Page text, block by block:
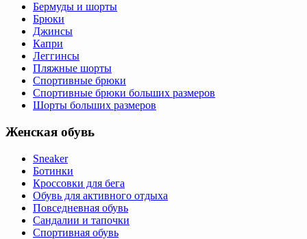
Бермуды и шорты
Брюки
Джинсы
Капри
Леггинсы
Пляжные шорты
Спортивные брюки
Спортивные брюки больших размеров
Шорты больших размеров
Женская обувь
Sneaker
Ботинки
Кроссовки для бега
Обувь для активного отдыха
Повседневная обувь
Сандалии и тапочки
Спортивная обувь